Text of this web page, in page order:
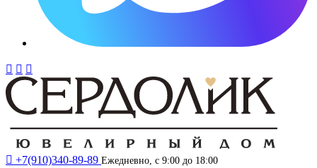
  
 +7(910)340-89-89 Ежедневно, с 9:00 до 18:00